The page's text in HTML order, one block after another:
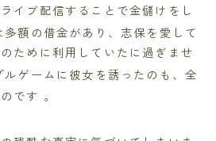
イブ配信することで金儲けをし
多額の借金があり、志保を愛して
ために利用していたに過ぎませ
ルゲームに彼女を誘ったのも、全
です 。